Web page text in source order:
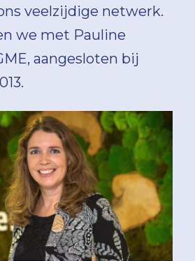
veelzijdige netwerk.
we met Pauline
aangesloten bij